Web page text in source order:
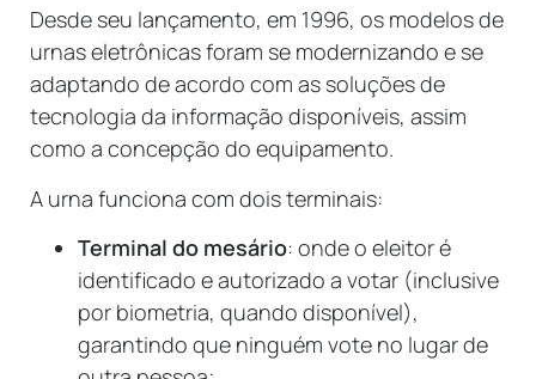
Desde seu lançamento, em 1996, os modelos de
urnas eletrônicas foram se modernizando e se
adaptando de acordo com as soluções de
tecnologia da informação disponíveis, assim
como a concepção do equipamento.
A urna funciona com dois terminais:
Terminal do mesário: onde o eleitor é
identificado e autorizado a votar (inclusive
por biometria, quando disponível),
garantindo que ninguém vote no lugar de